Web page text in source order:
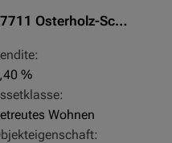
27711 Osterholz-Scharmbeck
%
Wohnen